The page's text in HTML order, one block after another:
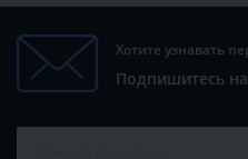
Хотите узнавать
Подпишитесь